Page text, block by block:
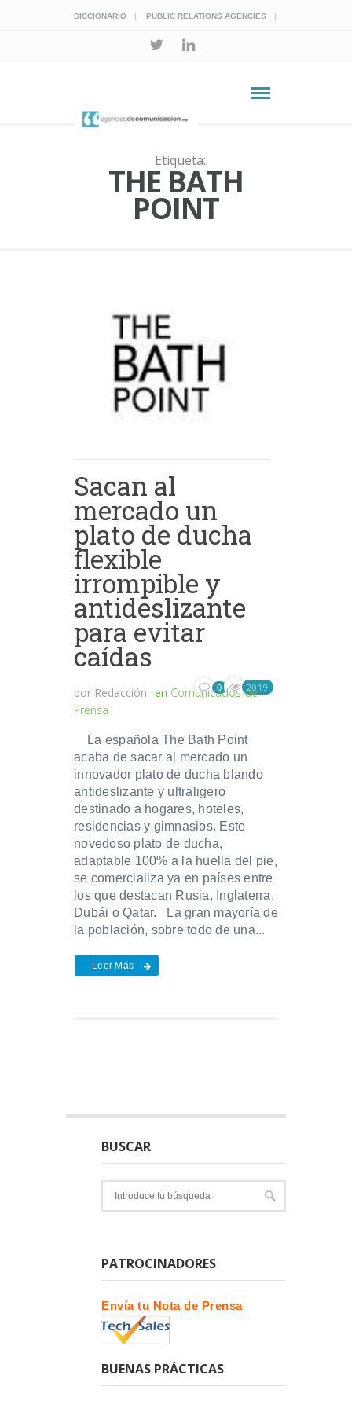
DICCIONARIO PUBLIC RELATIONS AGENCIES
Etiqueta:
THE BATH
POINT
Sacan al
mercado un
plato de ducha
flexible
irrompible y
antideslizante
para evitar
caídas
por Redacción en Comunicados de
Prensa
0 2019
La española The Bath Point
acaba de sacar al mercado un
innovador plato de ducha blando
antideslizante y ultraligero
destinado a hogares, hoteles,
residencias y gimnasios. Este
novedoso plato de ducha,
adaptable 100% a la huella del pie,
se comercializa ya en países entre
los que destacan Rusia, Inglaterra,
Dubái o Qatar. La gran mayoría de
la población, sobre todo de una...
Leer Más
BUSCAR
PATROCINADORES
Envía tu Nota de Prensa
BUENAS PRÁCTICAS